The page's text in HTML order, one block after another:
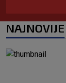
NAJNOVIJE